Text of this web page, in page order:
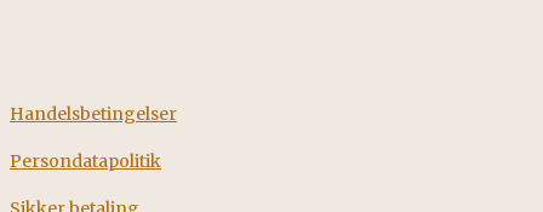
Handelsbetingelser
Persondatapolitik